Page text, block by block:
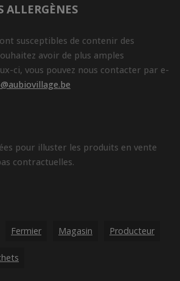
ALLERGÈNES
susceptibles de contenir des
avoir de plus amples
ci, vous pouvez nous contacter par e-
pour illuster les produits en vente
contractuelles.
Fermier Magasin Producteur